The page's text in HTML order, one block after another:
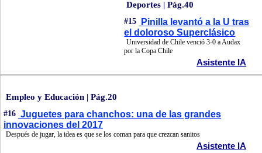
Deportes | Pág.40
#15
Pinilla levantó a la U tras
el doloroso Superclásico
Universidad de Chile venció 3-0 a Audax
por la Copa Chile
Asistente IA
Empleo y Educación | Pág.20
#16 Juguetes para chanchos: una de las grandes
innovaciones del 2017
Después de jugar, la idea es que se los coman para que crezcan sanitos
Asistente IA